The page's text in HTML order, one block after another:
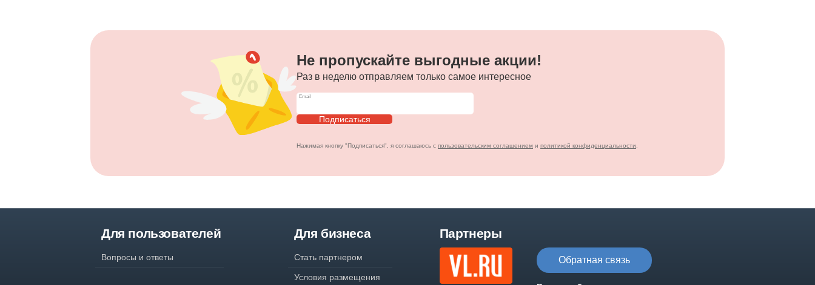
Не пропускайте выгодные акции!
Раз в неделю отправляем только самое интересное
Подписаться
Нажимая кнопку "Подписаться", я соглашаюсь с пользовательским соглашением и политикой конфиденциальности
Для пользователей
Вопросы и ответы
Для бизнеса
Стать партнером
Условия размещения
Партнеры
Обратная связь